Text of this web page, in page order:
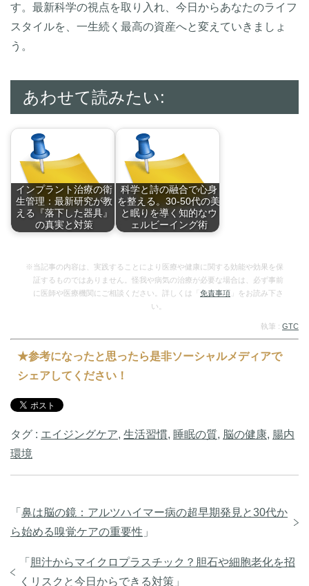
す。最新科学の視点を取り入れ、今日からあなたのライフ
スタイルを、一生続く最高の資産へと変えていきましょ
う。
あわせて読みたい:
インプラント治療の衛
生管理：最新研究が教
える『落下した器具』
の真実と対策
科学と詩の融合で心身
を整える。30-50代の美
と眠りを導く知的なウ
ェルビーイング術
※当記事の内容は、実践することにより医療や健康に関する効能や効果を保
証するものではありません。怪我や病気の治療が必要な場合は、必ず事前
に医師や医療機関にご相談ください。詳しくは「 免責事項 」をお読み下さ
い。
執筆 : GTC
★参考になったと思ったら是非ソーシャルメディアで
シェアしてください！
タグ : エイジングケア, 生活習慣, 睡眠の質, 脳の健康, 腸内
環境
「 鼻は脳の鏡：アルツハイマー病の超早期発見と30代か
ら始める嗅覚ケアの重要性 」
「 胆汁からマイクロプラスチック？胆石や細胞老化を招
くリスクと今日からできる対策 」